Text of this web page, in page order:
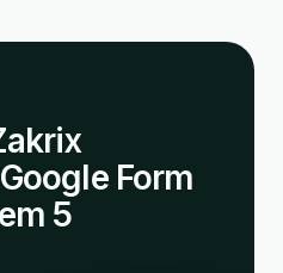
Form
5